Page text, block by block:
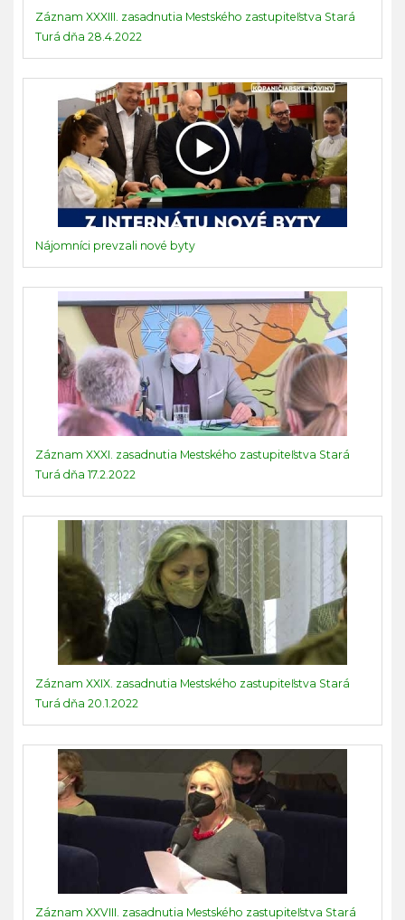
Záznam XXXIII. zasadnutia Mestského zastupiteľstva Stará
Turá dňa 28.4.2022
Nájomníci prevzali nové byty
Záznam XXXI. zasadnutia Mestského zastupiteľstva Stará
Turá dňa 17.2.2022
Záznam XXIX. zasadnutia Mestského zastupiteľstva Stará
Turá dňa 20.1.2022
Záznam XXVIII. zasadnutia Mestského zastupiteľstva Stará